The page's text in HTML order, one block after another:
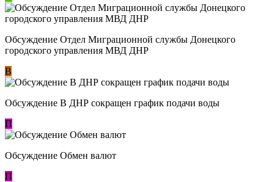
Обсуждение Отдел Миграционной службы Донецкого
городского управления МВД ДНР
В
Обсуждение В ДНР сокращен график подачи воды
П
Обсуждение Обмен валют
П